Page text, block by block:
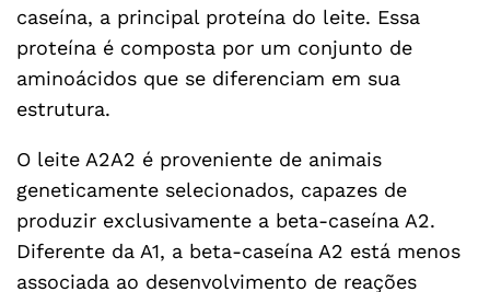
caseína, a principal proteína do leite. Essa
proteína é composta por um conjunto de
aminoácidos que se diferenciam em sua
estrutura.
O leite A2A2 é proveniente de animais
geneticamente selecionados, capazes de
produzir exclusivamente a beta-caseína A2.
Diferente da A1, a beta-caseína A2 está menos
associada ao desenvolvimento de reações